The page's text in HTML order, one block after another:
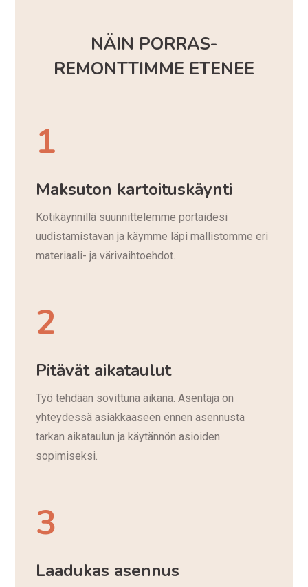
NÄIN PORRAS­
REMONTTIMME ETENEE
1
Maksuton kartoituskäynti
Kotikäynnillä suunnittelemme portaidesi
uudistamistavan ja käymme läpi mallistomme eri
materiaali- ja värivaihtoehdot.
2
Pitävät aikataulut
Työ tehdään sovittuna aikana. Asentaja on
yhteydessä asiakkaaseen ennen asennusta
tarkan aikataulun ja käytännön asioiden
sopimiseksi.
3
Laadukas asennus